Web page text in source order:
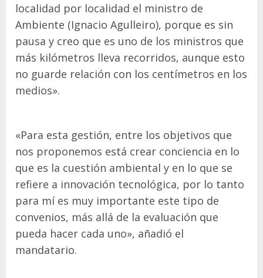
localidad por localidad el ministro de
Ambiente (Ignacio Agulleiro), porque es sin
pausa y creo que es uno de los ministros que
más kilómetros lleva recorridos, aunque esto
no guarde relación con los centímetros en los
medios».
«Para esta gestión, entre los objetivos que
nos proponemos está crear conciencia en lo
que es la cuestión ambiental y en lo que se
refiere a innovación tecnológica, por lo tanto
para mí es muy importante este tipo de
convenios, más allá de la evaluación que
pueda hacer cada uno», añadió el
mandatario.